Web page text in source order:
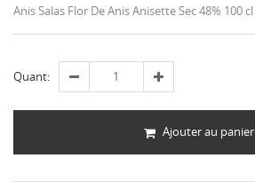
Anis Salas Flor De Anis Anisette Sec 48% 100 cl
Quant:
Ajouter au panier